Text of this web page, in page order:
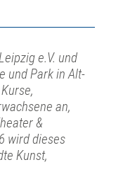
e.V. und
und Park in Alt-
an,
&
wird dieses
Kunst,